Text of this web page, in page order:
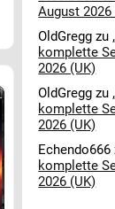
August
OldGregg zu
komplette
2026 (UK)
OldGregg zu
komplette
2026 (UK)
Echendo666
komplette
2026 (UK)